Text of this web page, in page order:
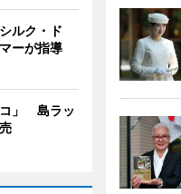
ルク・ド
ーが指導
コ」 島ラッ